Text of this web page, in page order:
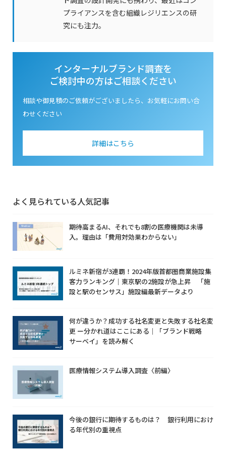
プライアンスを含む組織レジリエンスの研
究にも注力。
インターナルブランド調査を
ご検討中の方はご相談ください
相談や御見積のご依頼がございましたら、お気軽にお問い合
わせください
詳細はこちら
よく見られている人気記事
期待高まるAI、それでも8割の医療機関は未導
入。理由は「費用対効果わからない」
ルミネ新宿が3連覇！2024年版首都圏商業施設集
客力ランキング｜東京駅の2施設が急上昇 「施
設と駅のセンサス」施設編最新データより
何が違うか？成功する社名変更と失敗する社名変
更 ー分かれ道はここにある｜「ブランド戦略
サーベイ」を読み解く
医療情報システム導入調査〈前編〉
今後の銀行に期待するものは？ 銀行利用におけ
る年代別の重視点